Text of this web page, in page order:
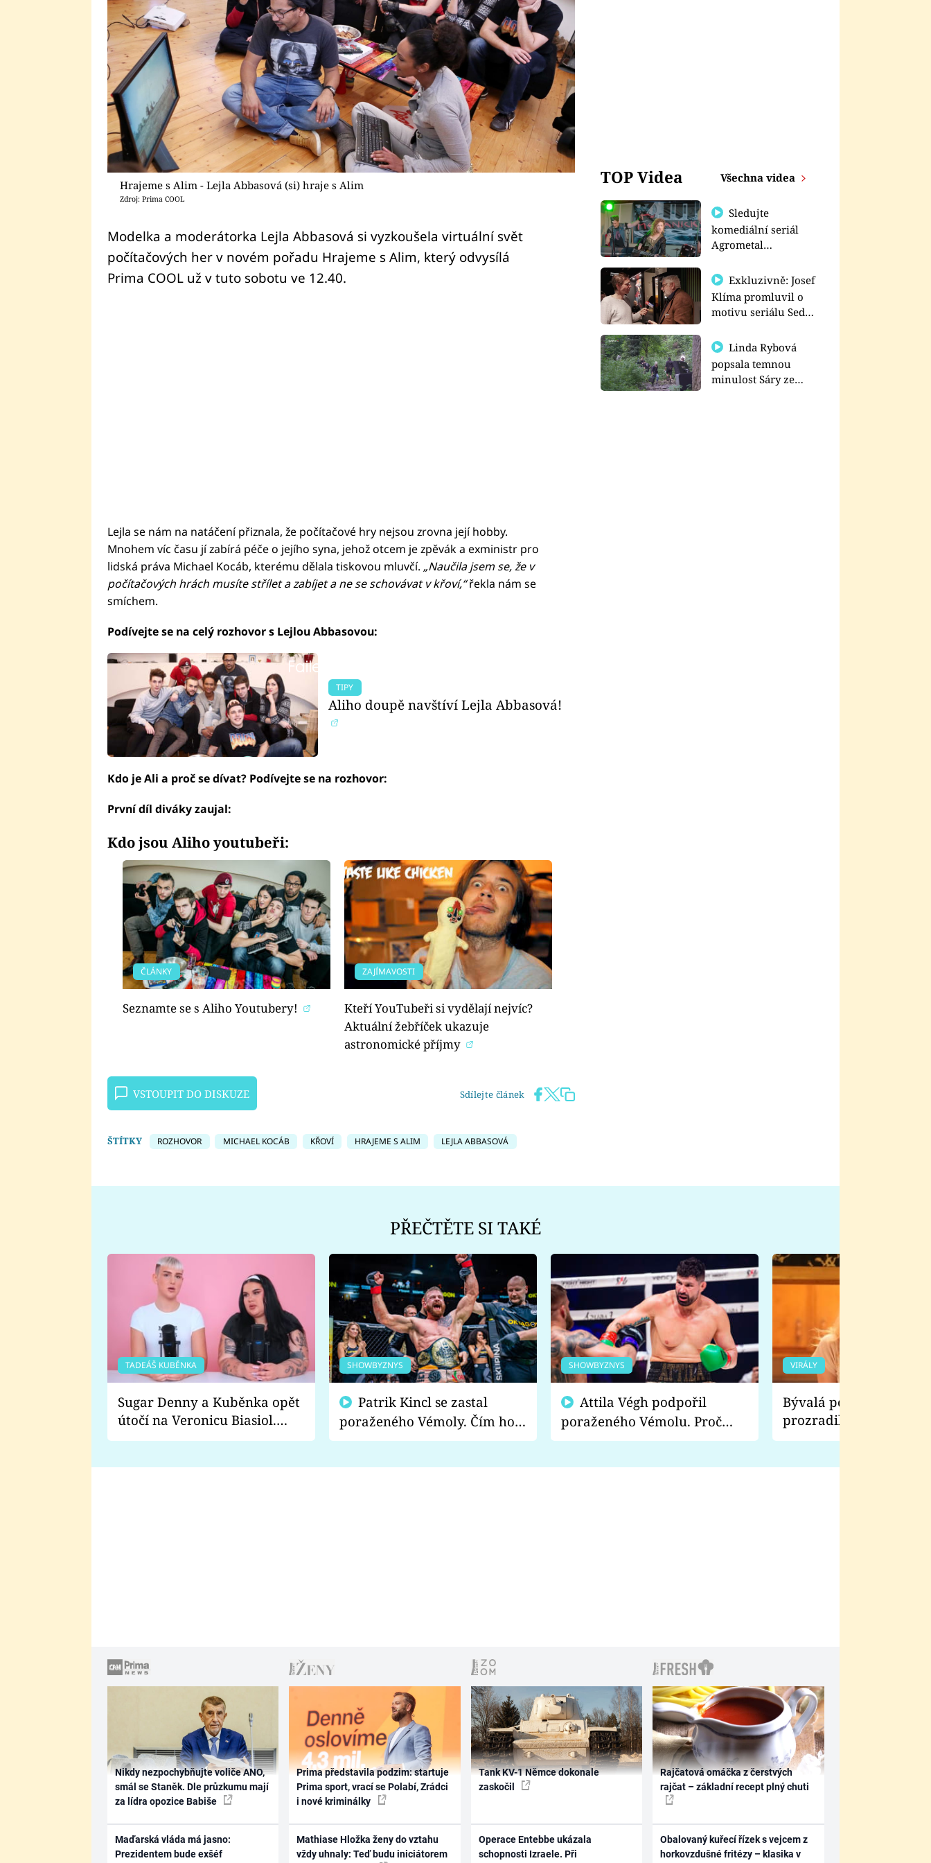
Hrajeme s Alim - Lejla Abbasová (si) hraje s Alim
Zdroj: Prima COOL
Modelka a moderátorka Lejla Abbasová si vyzkoušela virtuální svět
počítačových her v novém pořadu Hrajeme s Alim, který odvysílá
Prima COOL už v tuto sobotu ve 12.40.
Lejla se nám na natáčení přiznala, že počítačové hry nejsou zrovna její hobby.
Mnohem víc času jí zabírá péče o jejího syna, jehož otcem je zpěvák a exministr pro
lidská práva Michael Kocáb, kterému dělala tiskovou mluvčí. „Naučila jsem se, že v
počítačových hrách musíte střílet a zabíjet a ne se schovávat v křoví,“řekla nám se
smíchem.
Podívejte se na celý rozhovor s Lejlou Abbasovou:
Failed to fetch
TIPY
Aliho doupě navštíví Lejla Abbasová!
Kdo je Ali a proč se dívat? Podívejte se na rozhovor:
První díl diváky zaujal:
Failed to fetch
Kdo jsou Aliho youtubeři:
ČLÁNKY
Seznamte se s Aliho Youtubery!
ZAJÍMAVOSTI
Kteří YouTubeři si vydělají nejvíc?
Aktuální žebříček ukazuje
astronomické příjmy
VSTOUPIT DO DISKUZE Sdílejte článek
ŠTÍTKY ROZHOVOR MICHAEL KOCÁB KŘOVÍ HRAJEME S ALIM LEJLA ABBASOVÁ
TOP Videa Všechna videa
Sledujte
komediální seriál
Agrometal
prima+
Exkluzivně: Josef
Klíma promluvil o
motivu seriálu Sedm
Linda Rybová
popsala temnou
minulost Sáry ze
PŘEČTĚTE SI TAKÉ
TADEÁŠ KUBĚNKA
Sugar Denny a Kuběnka opět
útočí na Veronicu Biasiol.
Proč je podle nich falešná a
SHOWBYZNYS
poraženého Vémoly. Čím ho
fanoušci naštvali?
SHOWBYZNYS
poraženého Vémolu. Proč
chce raději zápasit s ním než
VIRÁLY
Bývalá pornoherečka
prozradila, co ji
natáčení Euforie.
Nikdy nezpochybňujte voliče ANO,
smál se Staněk. Dle průzkumu mají
za lídra opozice Babiše
Maďarská vláda má jasno:
Prezidentem bude exšéf
Prima představila podzim: startuje
Prima sport, vrací se Polabí, Zrádci
i nové kriminálky
Mathiase Hložka ženy do vztahu
vždy uhnaly: Teď budu iniciátorem
Tank KV-1 Němce dokonale
zaskočil
Operace Entebbe ukázala
schopnosti Izraele. Při
Rajčatová omáčka z čerstvých
rajčat – základní recept plný chuti
Obalovaný kuřecí řízek s vejcem z
horkovzdušné fritézy – klasika v